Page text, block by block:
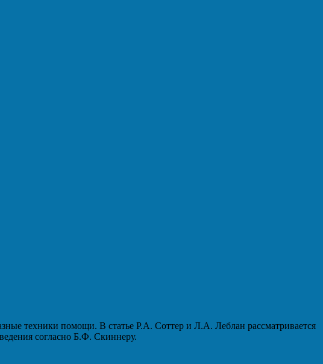
техники помощи. В статье Р.А. Соттер и Л.А. Леблан рассматривается
согласно Б.Ф. Скиннеру.